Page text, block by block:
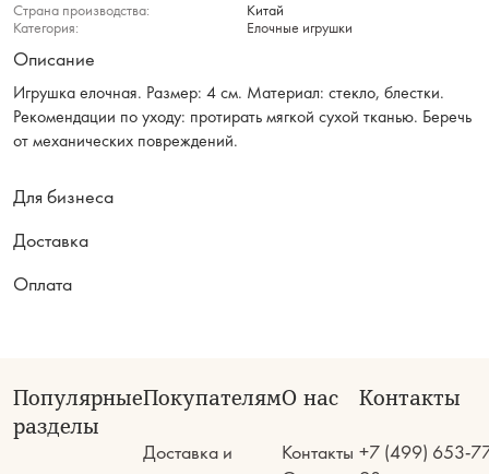
Страна производства:
Китай
Категория:
Елочные игрушки
Описание
Игрушка елочная. Размер: 4 см. Материал: стекло, блестки.
Рекомендации по уходу: протирать мягкой сухой тканью. Беречь
от механических повреждений.
Для бизнеса
Доставка
Оплата
Популярные
разделы
Покупателям
Доставка и
О нас
Контакты
Контакты
+7 (499) 653-